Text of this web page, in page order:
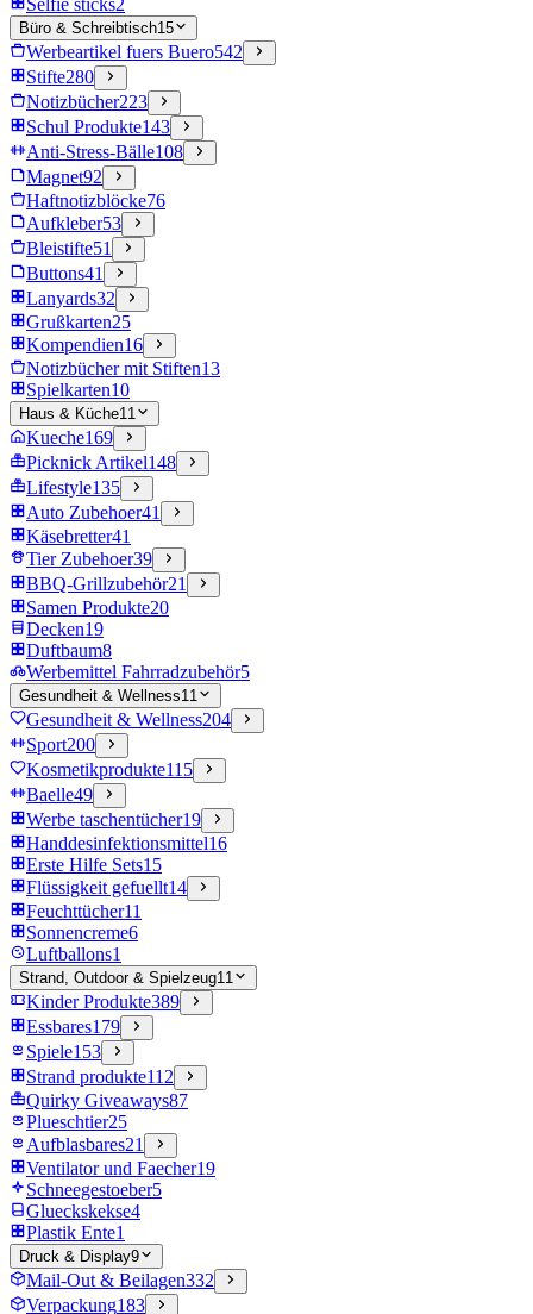
Selfie sticks2
Büro & Schreibtisch15
Werbeartikel fuers Buero542
Stifte280
Notizbücher223
Schul Produkte143
Anti-Stress-Bälle108
Magnet92
Haftnotizblöcke76
Aufkleber53
Bleistifte51
Buttons41
Lanyards32
Grußkarten25
Kompendien16
Notizbücher mit Stiften13
Spielkarten10
Haus & Küche11
Kueche169
Picknick Artikel148
Lifestyle135
Auto Zubehoer41
Käsebretter41
Tier Zubehoer39
BBQ-Grillzubehör21
Samen Produkte20
Decken19
Duftbaum8
Werbemittel Fahrradzubehör5
Gesundheit & Wellness11
Gesundheit & Wellness204
Sport200
Kosmetikprodukte115
Baelle49
Werbe taschentücher19
Handdesinfektionsmittel16
Erste Hilfe Sets15
Flüssigkeit gefuellt14
Feuchttücher11
Sonnencreme6
Luftballons1
Strand, Outdoor & Spielzeug11
Kinder Produkte389
Essbares179
Spiele153
Strand produkte112
Quirky Giveaways87
Plueschtier25
Aufblasbares21
Ventilator und Faecher19
Schneegestoeber5
Glueckskekse4
Plastik Ente1
Druck & Display9
Mail-Out & Beilagen332
Verpackung183